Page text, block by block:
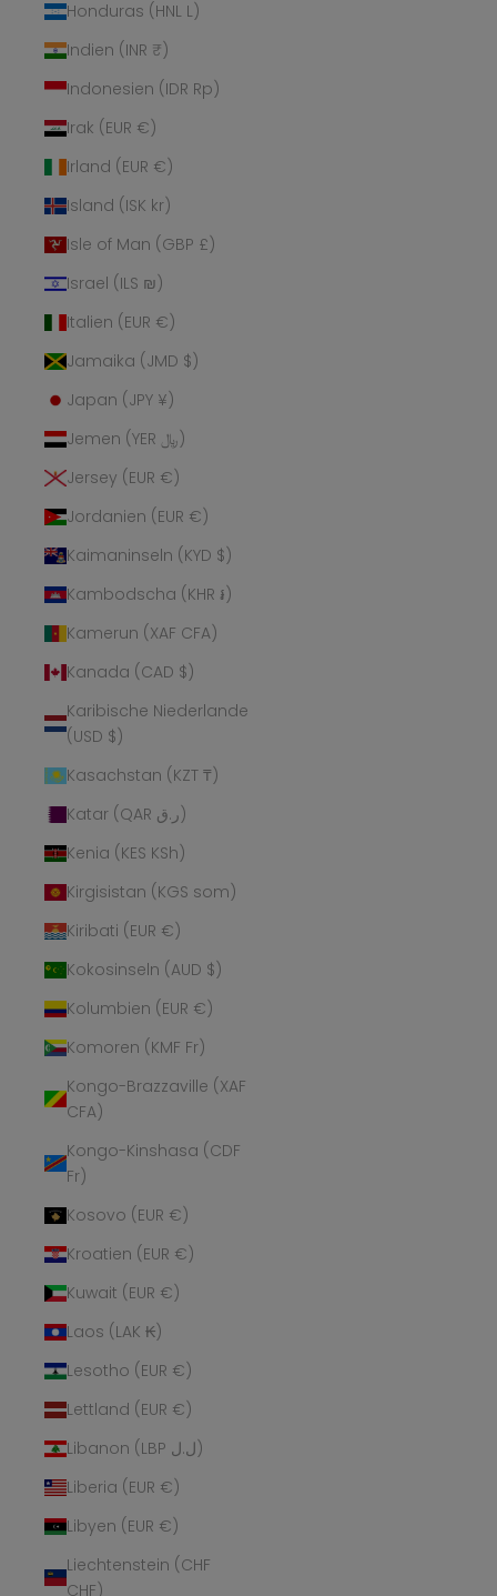
Honduras (HNL L)
Indien (INR ₹)
Indonesien (IDR Rp)
Irak (EUR €)
Irland (EUR €)
Island (ISK kr)
Isle of Man (GBP £)
Israel (ILS ₪)
Italien (EUR €)
Jamaika (JMD $)
Japan (JPY ¥)
Jemen (YER ﷼)
Jersey (EUR €)
Jordanien (EUR €)
Kaimaninseln (KYD $)
Kambodscha (KHR ៛)
Kamerun (XAF CFA)
Kanada (CAD $)
Karibische Niederlande
(USD $)
Kasachstan (KZT ₸)
Katar (QAR ر.ق)
Kenia (KES KSh)
Kirgisistan (KGS som)
Kiribati (EUR €)
Kokosinseln (AUD $)
Kolumbien (EUR €)
Komoren (KMF Fr)
Kongo-Brazzaville (XAF
CFA)
Kongo-Kinshasa (CDF
Fr)
Kosovo (EUR €)
Kroatien (EUR €)
Kuwait (EUR €)
Laos (LAK ₭)
Lesotho (EUR €)
Lettland (EUR €)
Libanon (LBP ل.ل)
Liberia (EUR €)
Libyen (EUR €)
Liechtenstein (CHF
CHF)